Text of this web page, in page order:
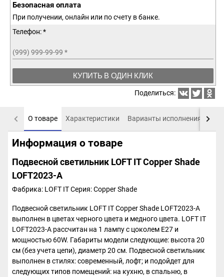
Безопасная оплата
При получении, онлайн или по счету в банке.
Телефон: *
(999) 999-99-99 *
КУПИТЬ В ОДИН КЛИК
Поделиться:
О товаре Характеристики Варианты исполнения
Информация о товаре
Подвесной светильник LOFT IT Copper Shade
LOFT2023-A
Фабрика: LOFT ITСерия: Copper Shade
Подвесной светильник LOFT IT Copper Shade LOFT2023-A
выполнен в цветах черного цвета и медного цвета. LOFT IT
LOFT2023-A рассчитан на 1 лампу с цоколем E27 и
мощностью 60W. Габариты модели следующие: высота 20
см (без учета цепи), диаметр 20 см. Подвесной светильник
выполнен в стилях: современный, лофт; и подойдет для
следующих типов помещений: на кухню, в спальню, в